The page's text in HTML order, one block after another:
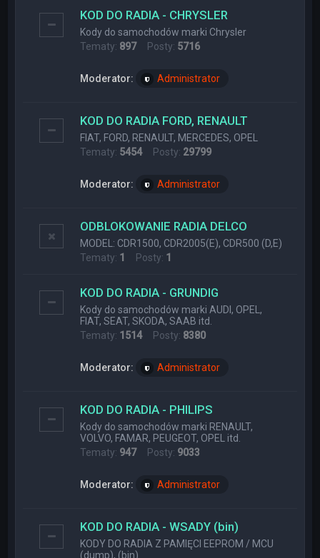
KOD DO RADIA - CHRYSLER
Kody do samochodów marki Chrysler
Tematy: 897Posty: 5716
Moderator: Administrator
KOD DO RADIA FORD, RENAULT
FIAT, FORD, RENAULT, MERCEDES, OPEL
Tematy: 5454Posty: 29799
Moderator: Administrator
ODBLOKOWANIE RADIA DELCO
MODEL: CDR1500, CDR2005(E), CDR500 (D,E)
Tematy: 1 Posty: 1
KOD DO RADIA - GRUNDIG
Kody do samochodów marki AUDI, OPEL,
FIAT, SEAT, SKODA, SAAB itd.
Tematy: 1514Posty: 8380
Moderator: Administrator
KOD DO RADIA - PHILIPS
Kody do samochodów marki RENAULT,
VOLVO, FAMAR, PEUGEOT, OPEL itd.
Tematy: 947Posty: 9033
Moderator: Administrator
KOD DO RADIA - WSADY (bin)
KODY DO RADIA Z PAMIĘCI EEPROM / MCU
(dump), (bin)